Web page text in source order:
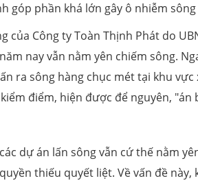
góp phần khá lớn gây ô nhiễm
của Công ty Toàn Thịnh Phát do
nay vẫn nằm yên chiếm sông.
ra sông hàng chục mét tại khu
điểm, hiện được để nguyên, "án
dự án lấn sông vẫn cứ thế nằm
thiếu quyết liệt. Về vấn đề